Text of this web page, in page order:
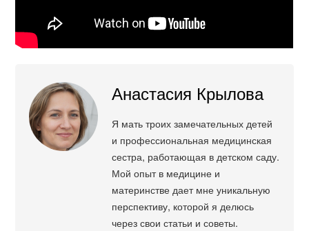
Анастасия Крылова
Я мать троих замечательных детей
и профессиональная медицинская
сестра, работающая в детском саду.
Мой опыт в медицине и
материнстве дает мне уникальную
перспективу, которой я делюсь
через свои статьи и советы.